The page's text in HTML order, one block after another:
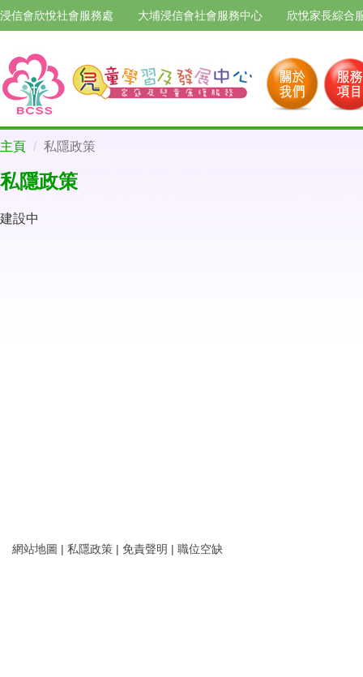
浸信會欣悅社會服務處 大埔浸信會社會服務中心 欣悅家長綜合
主頁 私隱政策
私隱政策
建設中
網站地圖 | 私隱政策 | 免責聲明 | 職位空缺